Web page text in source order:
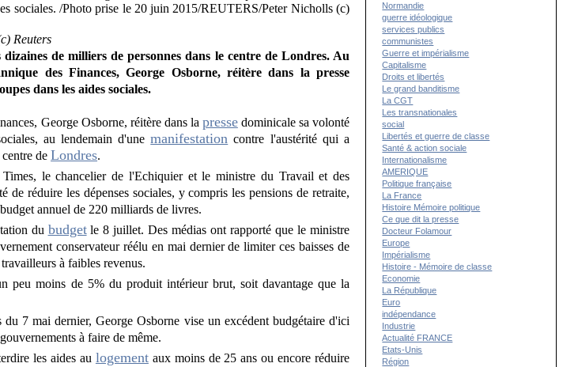
Reuters
de milliers de personnes dans le centre de Londres. Au
des Finances, George Osborne, réitère dans la presse
dans les aides sociales.
George Osborne, réitère dans la pressedominicale sa volonté
au lendemain d'unemanifestation contre l'austérité qui a
centre deLondres.
le chancelier de l'Echiquier et le ministre du Travail et des
réduire les dépenses sociales, y compris les pensions de retraite,
annuel de 220 milliards de livres.
du budgetle 8 juillet. Des médias ont rapporté que le ministre
conservateur réélu en mai dernier de limiter ces baisses de
à faibles revenus.
peu moins de 5% du produit intérieur brut, soit davantage que la
7 mai dernier, George Osborne vise un excédent budgétaire d'ici
à faire de même.
les aides au logementaux moins de 25 ans ou encore réduire
Normandie
guerre idéologique
services publics
communistes
Guerre et impérialisme
Capitalisme
Droits et libertés
Le grand banditisme
La CGT
Les transnationales
social
Libertés et guerre de classe
Santé & action sociale
Internationalisme
AMERIQUE
Politique française
La France
Histoire Mémoire politique
Ce que dit la presse
Docteur Folamour
Europe
Impérialisme
Histoire - Mémoire de classe
Economie
La République
Euro
indépendance
Industrie
Actualité FRANCE
Etats-Unis
Région